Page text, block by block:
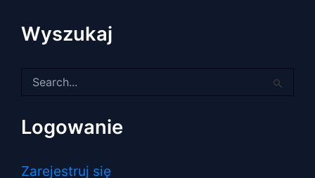
Wyszukaj
dla:
Logowanie
Zarejestruj się